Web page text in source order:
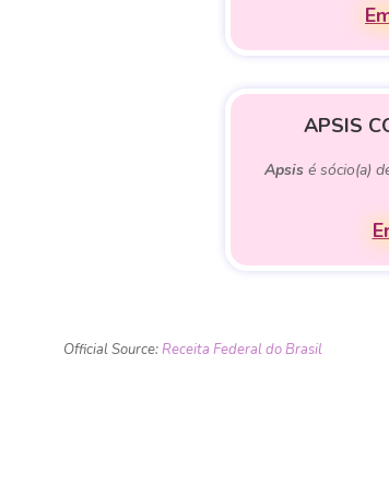
APSIS
Apsisé sócio(a)
Official Source:Receita Federal do Brasil